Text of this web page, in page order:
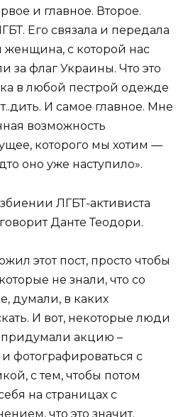
и главное. Второе.
Его связала и передала
с которой нас
за флаг Украины. Что это
в любой пестрой одежде
И самое главное. Мне
возможность
которого мы хотим —
оно уже наступило».
ЛГБТ-активиста
Данте Теодори.
этот пост, просто чтобы
не знали, что со
думали, в каких
И вот, некоторые люди
придумали акцию –
фотографироваться с
с тем, чтобы потом
на страницах с
что это значит.